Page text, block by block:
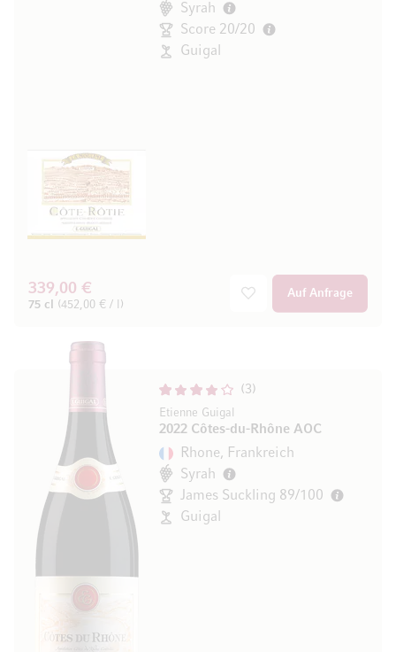
Syrah
Score 20/20
Guigal
339,00 €
75 cl (452,00 € / l)
Auf Anfrage
3
Etienne Guigal
2022 Côtes-du-Rhône AOC
Rhone, Frankreich
Syrah
James Suckling 89/100
Guigal